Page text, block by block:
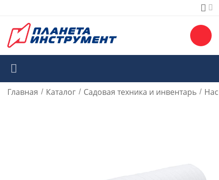
Главная / Каталог / Садовая техника и инвентарь /